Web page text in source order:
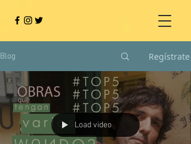
Blog Regístrate
Load video